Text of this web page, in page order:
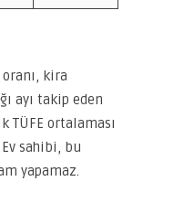
kira
ayı takip eden
TÜFE ortalaması
sahibi, bu
yapamaz.